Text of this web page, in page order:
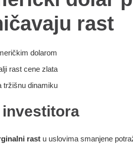
rast
dolarom
rast cene zlata
tržišnu dinamiku
rast u uslovima smanjene